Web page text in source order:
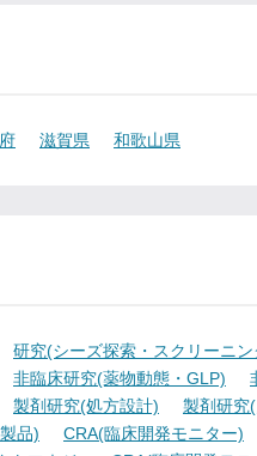
滋賀県 和歌山県
研究(シーズ探索・スクリーニン
非臨床研究(薬物動態・GLP)
製剤研究(処方設計)
製剤研究
品)
CRA(臨床開発モニター)